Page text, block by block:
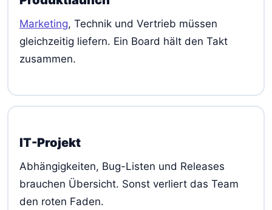
Marketing, Technik und Vertrieb müssen
gleichzeitig liefern. Ein Board hält den Takt
zusammen.
IT-Projekt
Abhängigkeiten, Bug-Listen und Releases
brauchen Übersicht. Sonst verliert das Team
den roten Faden.